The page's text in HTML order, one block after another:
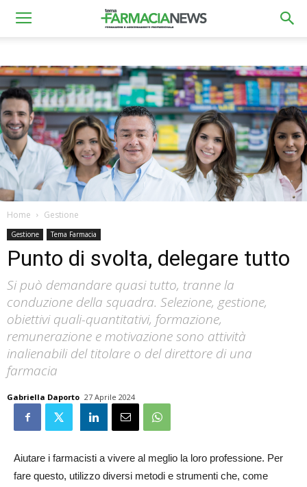
Home Gestione
Gestione Tema Farmacia
Punto di svolta, delegare tutto
Si può demandare quasi tutto, tranne la
conduzione della squadra. Selezione, gestione,
obiettivi quali-quantitativi, formazione,
remunerazione e motivazione sono attività
inalienabili del titolare o del direttore di una
farmacia
Gabriella Daporto 27 Aprile 2024
Aiutare i farmacisti a vivere al meglio la loro professione. Per
fare questo, utilizzo diversi metodi e strumenti che, come